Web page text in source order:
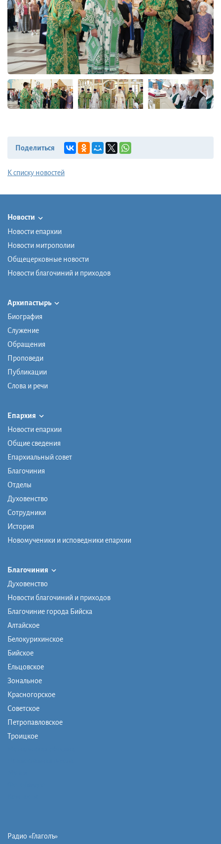
Поделиться
К списку новостей
Новости
Новости епархии
Новости митрополии
Общецерковные новости
Новости благочиний и приходов
Архипастырь
Биография
Служение
Обращения
Проповеди
Публикации
Слова и речи
Епархия
Новости епархии
Общие сведения
Епархиальный совет
Благочиния
Отделы
Духовенство
Сотрудники
История
Новомученики и исповедники епархии
Благочиния
Духовенство
Новости благочиний и приходов
Благочиние города Бийска
Алтайское
Белокурихинское
Бийское
Ельцовское
Зональное
Красногорское
Советское
Петропавловское
Троицкое
Радио «Глаголъ»